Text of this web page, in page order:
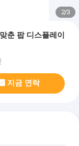
2/3
춘 팝 디스플레이
지금 연락